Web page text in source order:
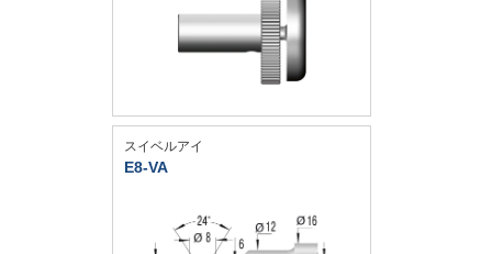
スイベルアイ
E8-VA